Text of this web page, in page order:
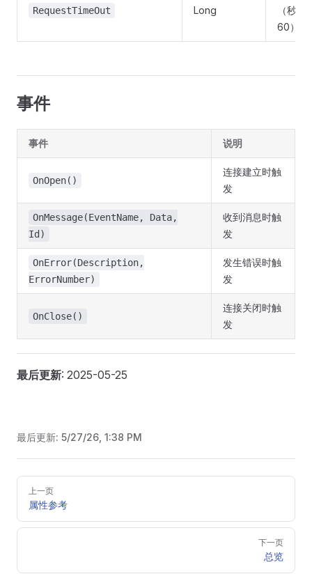
RequestTimeOut Long
（秒，
60）
事件
事件 说明
OnOpen()
连接建立时触
发
OnMessage(EventName, Data,
Id)
收到消息时触
发
OnError(Description,
ErrorNumber)
发生错误时触
发
OnClose()
连接关闭时触
发
最后更新: 2025-05-25
最后更新: 5/27/26, 1:38 PM
Pager
上一页
属性参考
下一页
总览